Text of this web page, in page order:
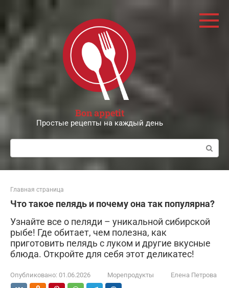
Bon appetit
Простые рецепты на каждый день
Поиск:
Главная страница
Что такое пелядь и почему она так популярна?
Узнайте все о пеляди – уникальной сибирской
рыбе! Где обитает, чем полезна, как
приготовить пелядь с луком и другие вкусные
блюда. Откройте для себя этот деликатес!
Опубликовано: 01.06.2026 Морепродукты Елена Петрова